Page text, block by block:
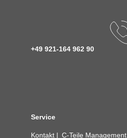
+49 921-164 962 90
Service
Kontakt C-Teile Management